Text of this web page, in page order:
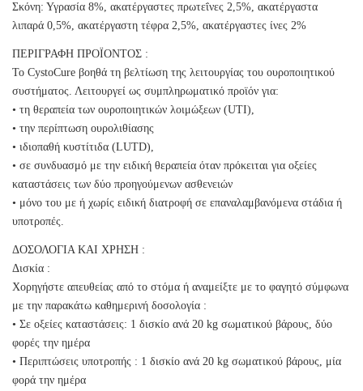
Σκόνη: Υγρασία 8%, ακατέργαστες πρωτεΐνες 2,5%, ακατέργαστα
λιπαρά 0,5%, ακατέργαστη τέφρα 2,5%, ακατέργαστες ίνες 2%
ΠΕΡΙΓΡΑΦΗ ΠΡΟΪΟΝΤΟΣ :
Το CystoCure βοηθά τη βελτίωση της λειτουργίας του ουροποιητικού
συστήματος. Λειτουργεί ως συμπληρωματικό προϊόν για:
• τη θεραπεία των ουροποιητικών λοιμώξεων (UTI),
• την περίπτωση ουρολιθίασης
• ιδιοπαθή κυστίτιδα (LUTD),
• σε συνδυασμό με την ειδική θεραπεία όταν πρόκειται για οξείες
καταστάσεις των δύο προηγούμενων ασθενειών
• μόνο του με ή χωρίς ειδική διατροφή σε επαναλαμβανόμενα στάδια ή
υποτροπές.
ΔΟΣΟΛΟΓΙΑ ΚΑΙ ΧΡΗΣΗ :
Δισκία :
Χορηγήστε απευθείας από το στόμα ή αναμείξτε με το φαγητό σύμφωνα
με την παρακάτω καθημερινή δοσολογία :
• Σε οξείες καταστάσεις: 1 δισκίο ανά 20 kg σωματικού βάρους, δύο
φορές την ημέρα
• Περιπτώσεις υποτροπής : 1 δισκίο ανά 20 kg σωματικού βάρους, μία
φορά την ημέρα